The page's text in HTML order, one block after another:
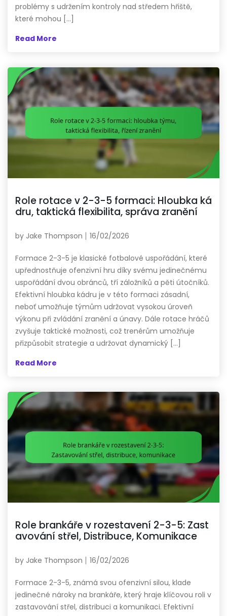
problémy s udržením kontroly nad středem hřiště,
které mohou […]
Read More
Role rotace v 2-3-5 formaci: Hloubka ká
dru, taktická flexibilita, správa zranění
by Jake Thompson 16/02/2026
Formace 2-3-5 je klasické fotbalové uspořádání, které
upřednostňuje ofenzivní hru díky svému jedinečnému
uspořádání dvou obránců, tří záložníků a pěti útočníků.
Efektivní hloubka kádru je v této formaci zásadní,
neboť umožňuje týmům udržovat vysokou úroveň
výkonu při zvládání zranění a únavy. Dále rotace hráčů
zvyšuje taktické možnosti, což trenérům umožňuje
přizpůsobit strategie a udržovat dynamický […]
Read More
Role brankáře v rozestavení 2-3-5: Zast
avování střel, Distribuce, Komunikace
by Jake Thompson 16/02/2026
Formace 2-3-5, známá svou ofenzivní silou, klade
jedinečné nároky na brankáře, který hraje klíčovou roli v
zastavování střel, distribuci a komunikaci. Efektivní